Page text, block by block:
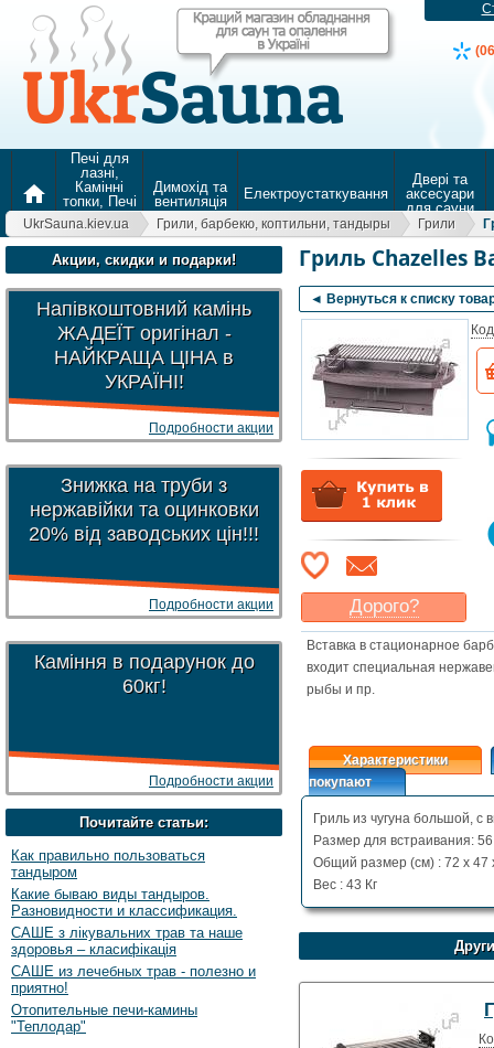
home
Печі для
лазні,
Камінні
топки, Печі
для
опалення
Димохід та
вентиляція
Електроустаткування
Двері та
аксесуари
для сауни
UkrSauna.kiev.ua Грили, барбекю, коптильни, тандыры Грили
Акции, скидки и подарки!
Напівкоштовний камінь
ЖАДЕЇТ оригінал -
НАЙКРАЩА ЦІНА в
УКРАЇНІ!
Подробности акции
Знижка на труби з
нержавійки та оцинковки
20% від заводських цін!!!
Подробности акции
Каміння в подарунок до
60кг!
Подробности акции
Почитайте статьи:
Как правильно пользоваться
тандыром
Какие бываю виды тандыров.
Разновидности и классификация.
САШЕ з лікувальних трав та наше
здоровья – класифікація
САШЕ из лечебных трав - полезно и
приятно!
Отопительные печи-камины
"Теплодар"
Гриль Chazelles
◄ Вернуться к списку
Дорого?
Какая ценамогла бы
Васустроить?
Указать цену
Вставка в стационарное
входит специальная
рыбы и пр.
Характеристики
покупают
Гриль из чугуна большой,
Размер для встраивания:
Общий размер (см) : 72 x 47
Вес : 43 Кг